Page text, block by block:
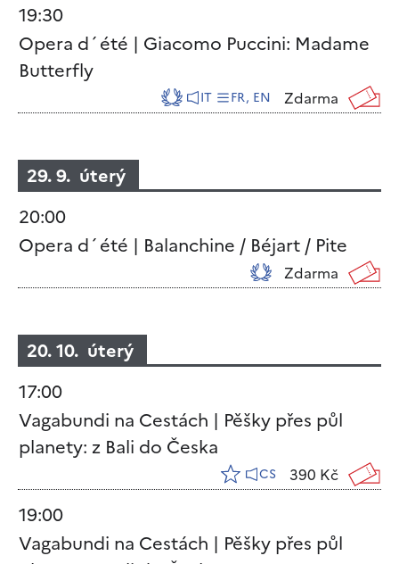
19:30
Opera d´été | Giacomo Puccini: Madame
Butterfly
IT FR, EN Zdarma
29. 9. úterý
20:00
Opera d´été | Balanchine / Béjart / Pite
Zdarma
20. 10. úterý
17:00
Vagabundi na Cestách | Pěšky přes půl
planety: z Bali do Česka
CS 390 Kč
19:00
Vagabundi na Cestách | Pěšky přes půl